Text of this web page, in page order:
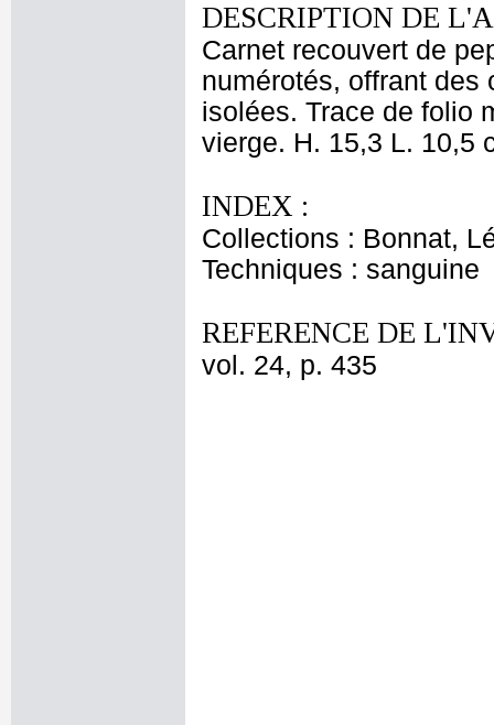
DESCRIPTION DE
Carnet recouvert de
numérotés, offrant des
isolées. Trace de folio
vierge. H. 15,3 L. 10,5
INDEX :
Collections : Bonnat,
Techniques : sanguine
REFERENCE DE
vol. 24, p. 435